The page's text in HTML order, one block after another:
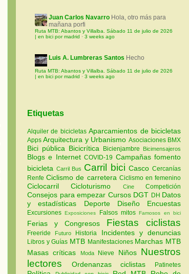
Juan Carlos Navarro Hola, otro más para
mañana porfi
Ruta MTB: Abantos y Villalba. Sábado 11 de julio de 2026
| en bici por madrid · 3 weeks ago
Luis A. Lumbreras Santos Hecho
Ruta MTB: Abantos y Villalba. Sábado 11 de julio de 2026
| en bici por madrid · 3 weeks ago
Etiquetas
Alquiler de bicicletasAparcamientos de bicicletas
AppsArquitectura y Urbanismo Asociaciones BMX
Bici pública Bicicrítica Bicienjambre Bicimensajeros
Blogs e InternetCOVID-19 Campañas fomento
bicicleta Carril Bus Carril biciCascoCercanías
RenfeCiclismo de carretera Ciclismo en femenino
CiclocarrilCicloturismo CineCompetición
Consejos para empezar Cursos DGT DH Datos
y estadísticas Deporte Diseño Encuestas
ExcursionesExposiciones Falsos mitosFamosos en bici
Ferias y Congresos Fiestas ciclistas
Freeride Futuro Historia Incidentes y denuncias
Libros y Guías MTB Manifestaciones Marchas MTB
Masas críticas
Moda Nieve Niños Nuestros
lectores
Ordenanzas ciclistas Patinetes